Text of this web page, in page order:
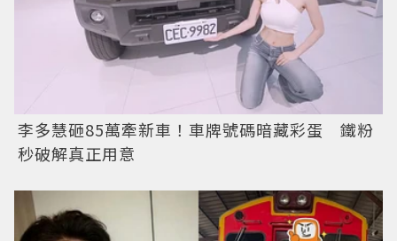
李多慧砸85萬牽新車！車牌號碼暗藏彩蛋 鐵粉
秒破解真正用意